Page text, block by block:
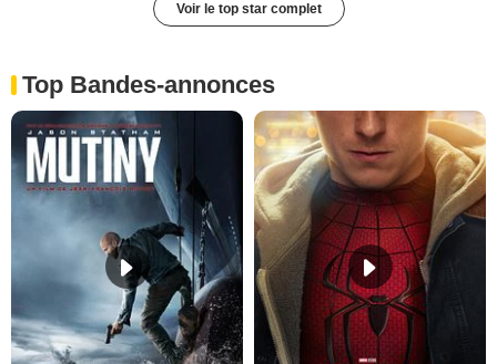
Voir le top star complet
Top Bandes-annonces